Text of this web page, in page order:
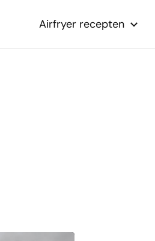
Airfryer recepten